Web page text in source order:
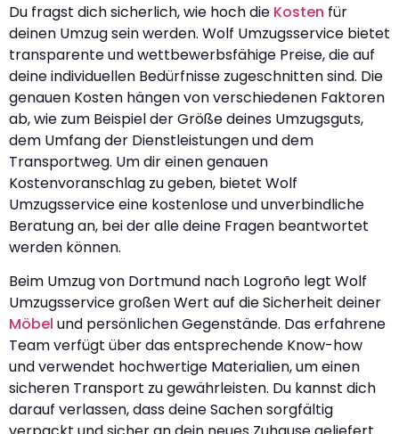
Du fragst dich sicherlich, wie hoch die Kosten für
deinen Umzug sein werden. Wolf Umzugsservice bietet
transparente und wettbewerbsfähige Preise, die auf
deine individuellen Bedürfnisse zugeschnitten sind. Die
genauen Kosten hängen von verschiedenen Faktoren
ab, wie zum Beispiel der Größe deines Umzugsguts,
dem Umfang der Dienstleistungen und dem
Transportweg. Um dir einen genauen
Kostenvoranschlag zu geben, bietet Wolf
Umzugsservice eine kostenlose und unverbindliche
Beratung an, bei der alle deine Fragen beantwortet
werden können.
Beim Umzug von Dortmund nach Logroño legt Wolf
Umzugsservice großen Wert auf die Sicherheit deiner
Möbel und persönlichen Gegenstände. Das erfahrene
Team verfügt über das entsprechende Know-how
und verwendet hochwertige Materialien, um einen
sicheren Transport zu gewährleisten. Du kannst dich
darauf verlassen, dass deine Sachen sorgfältig